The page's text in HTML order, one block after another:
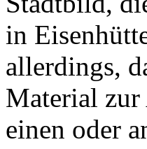
in
allerdings,
Material zur
einen oder